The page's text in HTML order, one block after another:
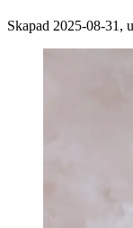
Skapad 2025-08-31 ,